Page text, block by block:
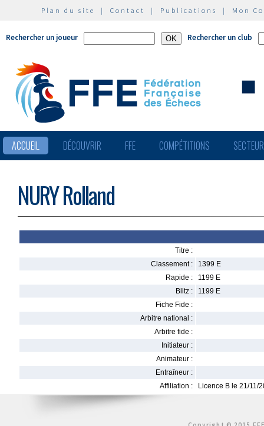
Plan du site | Contact | Publications | Mon
Rechercher un joueur Rechercher un club
ACCUEIL DÉCOUVRIR FFE COMPÉTITIONS
NURY Rolland
Titre :
Classement :
1399 E
Rapide :
1199 E
Blitz :
1199 E
Fiche Fide :
Arbitre national :
Arbitre fide :
Initiateur :
Animateur :
Entraîneur :
Affiliation :
Licence B le 21/11/